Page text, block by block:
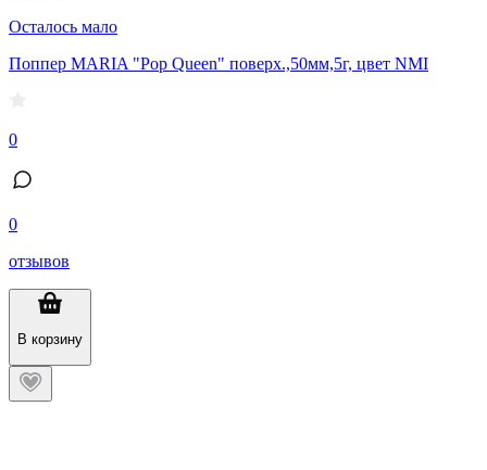
Осталось мало
Поппер MARIA "Pop Queen" поверх.,50мм,5г, цвет NMI
0
0
отзывов
В корзину